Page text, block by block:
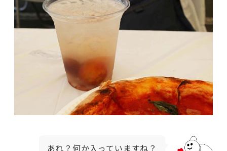
あれ？何か入っていますね？